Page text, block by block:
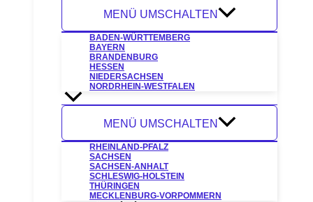
MENÜ UMSCHALTEN
BADEN-WÜRTTEMBERG
BAYERN
BRANDENBURG
HESSEN
NIEDERSACHSEN
NORDRHEIN-WESTFALEN
MENÜ UMSCHALTEN
RHEINLAND-PFALZ
SACHSEN
SACHSEN-ANHALT
SCHLESWIG-HOLSTEIN
THÜRINGEN
MECKLENBURG-VORPOMMERN